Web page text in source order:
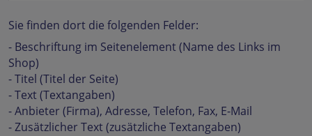
Sie finden dort die folgenden Felder:
- Beschriftung im Seitenelement (Name des Links im
Shop)
- Titel (Titel der Seite)
- Text (Textangaben)
- Anbieter (Firma), Adresse, Telefon, Fax, E-Mail
- Zusätzlicher Text (zusätzliche Textangaben)